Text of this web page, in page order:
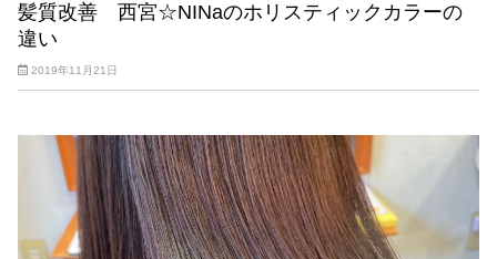
髪質改善 西宮☆NINaのホリスティックカラーの
違い
2019年11月21日